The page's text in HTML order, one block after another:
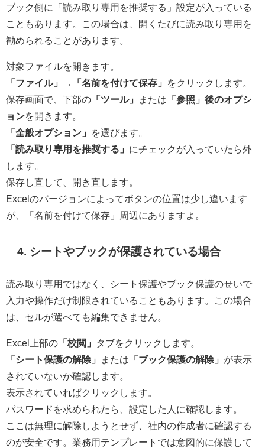
ブック側に「読み取り専用を推奨する」設定が入っている
こともあります。この場合は、開くたびに読み取り専用を
勧められることがあります。
対象ファイルを開きます。
「ファイル」→「名前を付けて保存」
をクリックします。
保存画面で、下部の 「ツール」 または 「参照」後のオプシ
ョンを開きます。
「全般オプション」
を選びます。
「読み取り専用を推奨する」 にチェックが入っていたら外
します。
保存し直して、開き直します。
Excelのバージョンによってボタンの位置は少し違います
が、「名前を付けて保存」周辺にありますよ。
4. シートやブックが保護されている場合
読み取り専用ではなく、シート保護やブック保護のせいで
入力や操作だけ制限されていることもあります。この場合
は、セルが選べても編集できません。
Excel上部の 「校閲」
タブをクリックします。
「シート保護の解除」
または 「ブック保護の解除」 が表示
されていないか確認します。
表示されていればクリックします。
パスワードを求められたら、設定した人に確認します。
ここは無理に解除しようとせず、社内の作成者に確認する
のが安全です。業務用テンプレートでは意図的に保護して